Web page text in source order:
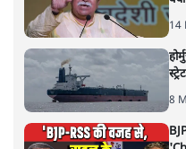
सत्य हिन्दी ऐपडाउनलोड